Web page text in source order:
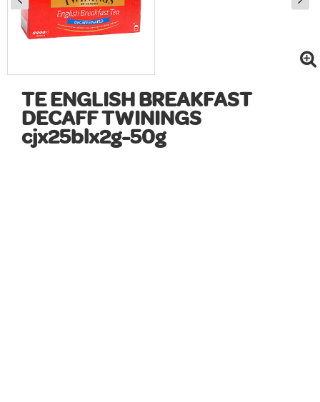
TE ENGLISH BREAKFAST
DECAFF TWININGS
cjx25blx2g-50g